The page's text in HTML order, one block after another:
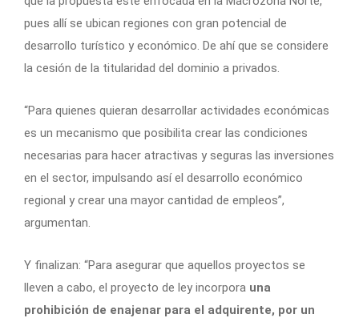
pues allí se ubican regiones con gran potencial de
desarrollo turístico y económico. De ahí que se considere
la cesión de la titularidad del dominio a privados.
“Para quienes quieran desarrollar actividades económicas
es un mecanismo que posibilita crear las condiciones
necesarias para hacer atractivas y seguras las inversiones
en el sector, impulsando así el desarrollo económico
regional y crear una mayor cantidad de empleos”,
argumentan.
Y finalizan: “Para asegurar que aquellos proyectos se
lleven a cabo, el proyecto de ley incorpora una
prohibición de enajenar para el adquirente, por un